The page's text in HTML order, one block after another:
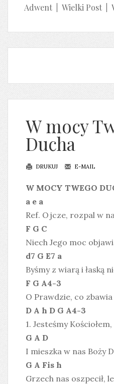
Adwent| Wielki Post|
W mocy
Ducha
DRUKUJ E-MAIL
W MOCY TWEGO
a e a
Ref. Ojcze, rozpal w
F G C
Niech Jego moc
d7 G E7 a
Byśmy z wiarą i łaską
F G A4-3
O Prawdzie, co
D A h D G A4-3
1. Jesteśmy
G A D
I mieszka w nas Boży
G A Fis h
Grzech nas oszpecił,